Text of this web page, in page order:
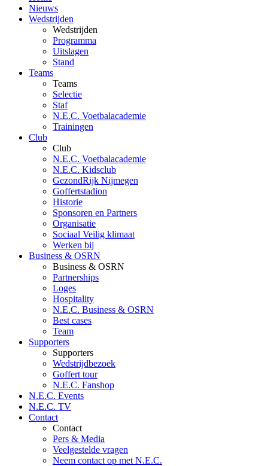
Nieuws
Wedstrijden
Wedstrijden
Programma
Uitslagen
Stand
Teams
Teams
Selectie
Staf
N.E.C. Voetbalacademie
Trainingen
Club
Club
N.E.C. Voetbalacademie
N.E.C. Kidsclub
GezondRijk Nijmegen
Goffertstadion
Historie
Sponsoren en Partners
Organisatie
Sociaal Veilig klimaat
Werken bij
Business & OSRN
Business & OSRN
Partnerships
Loges
Hospitality
N.E.C. Business & OSRN
Best cases
Team
Supporters
Supporters
Wedstrijdbezoek
Goffert tour
N.E.C. Fanshop
N.E.C. Events
N.E.C. TV
Contact
Contact
Pers & Media
Veelgestelde vragen
Neem contact op met N.E.C.